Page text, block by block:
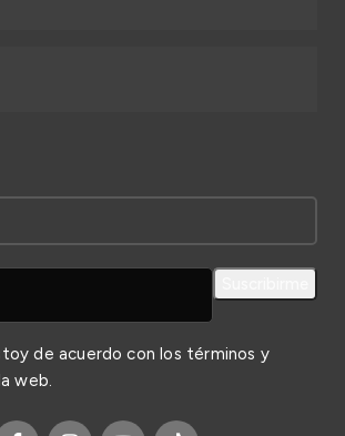
de acuerdo con los términos y
web.